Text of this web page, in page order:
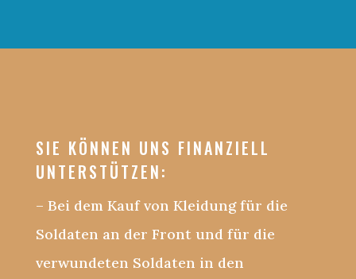
SIE KÖNNEN UNS FINANZIELL
UNTERSTÜTZEN:
– Bei dem Kauf von Kleidung für die
Soldaten an der Front und für die
verwundeten Soldaten in den